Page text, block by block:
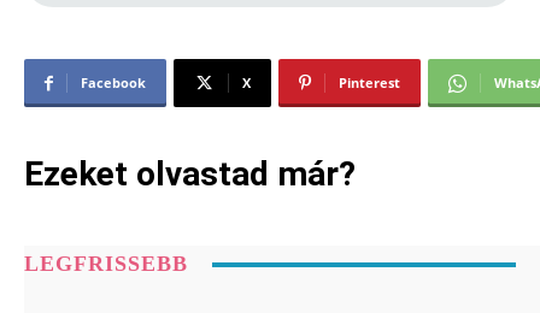
Facebook X Pinterest
Ezeket olvastad már?
LEGFRISSEBB